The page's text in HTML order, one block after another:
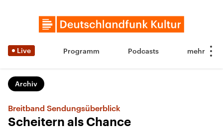
Live Programm Podcasts
Archiv
Breitband Sendungsüberblick
Scheitern als Chance